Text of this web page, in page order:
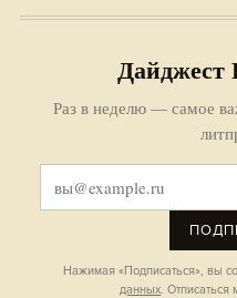
Дайджест
Раз в неделю — самое
Нажимая «Подписаться», вы
данных. Отписаться